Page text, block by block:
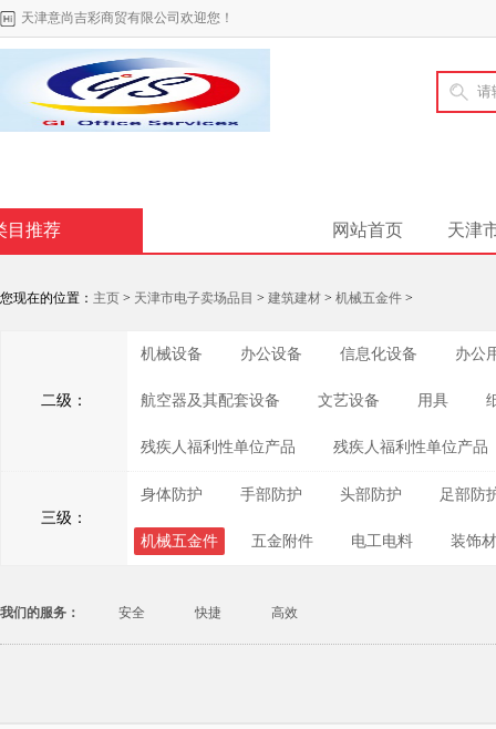
天津意尚吉彩商贸有限公司欢迎您！
网站首页 天津
目推荐
您现在的位置： 主页 > 天津市电子卖场品目 > 建筑建材 > 机械五金件 >
二级：
机械设备 办公设备 信息化设备 办公
航空器及其配套设备 文艺设备 用具
残疾人福利性单位产品 残疾人福利性单位产品
三级：
身体防护 手部防护 头部防护 足部防
机械五金件 五金附件 电工电料 装饰
我们的服务： 安全 快捷 高效